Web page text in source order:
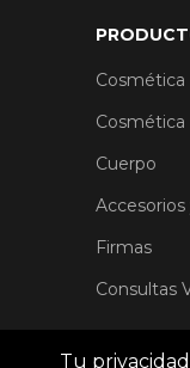
Cosmética
Cosmética
Cuerpo
Firmas
Consultas
Tu